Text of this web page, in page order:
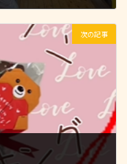
次の記事